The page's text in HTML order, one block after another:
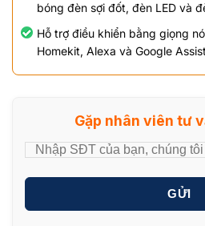
bóng đèn sợi đốt, đèn LED và
Hỗ trợ điều khiển bằng giọng
Homekit, Alexa và Google
Gặp nhân viên tư
GỬI